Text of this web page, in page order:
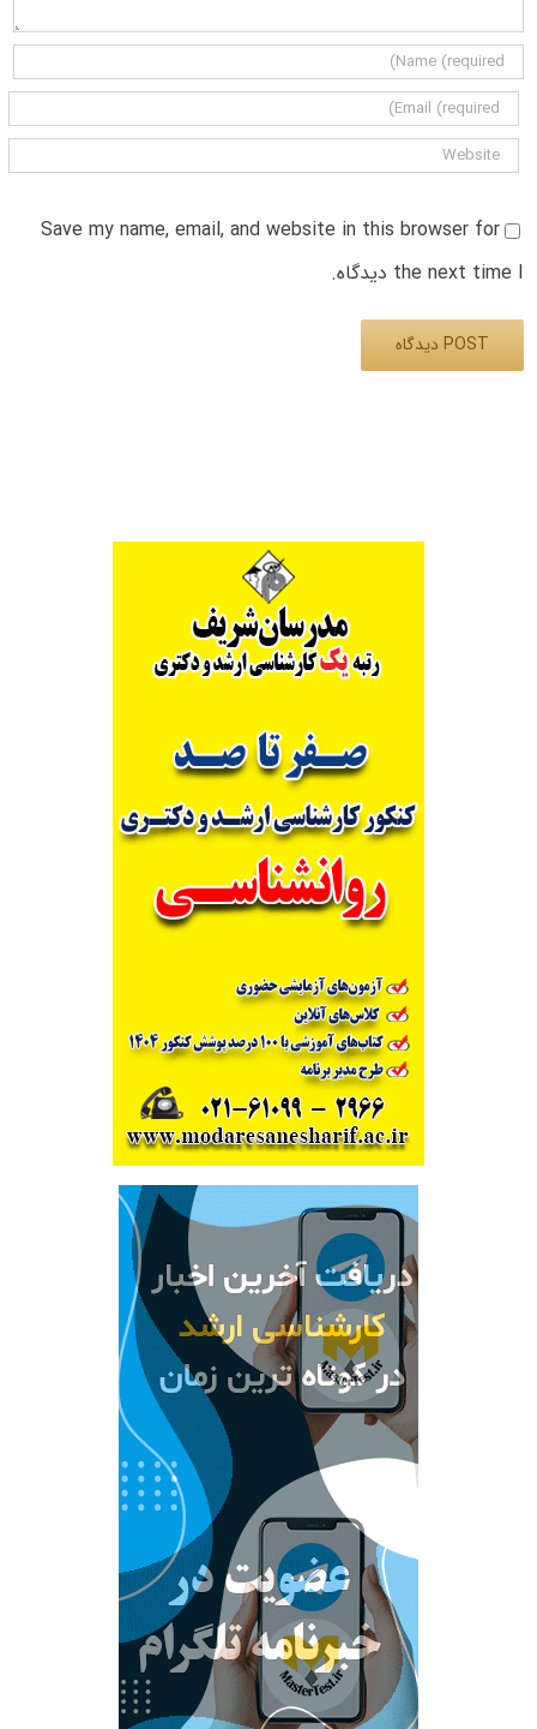
Save my name, email, and website in this browser for
the next time I دیدگاه.